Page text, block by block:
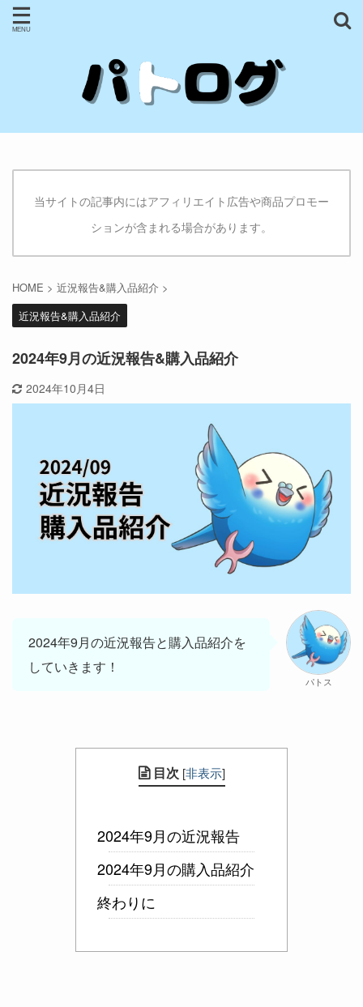
当サイトの記事内にはアフィリエイト広告や商品プロモー
ションが含まれる場合があります。
HOME > 近況報告&購入品紹介 >
近況報告&購入品紹介
2024年9月の近況報告&購入品紹介
2024年10月4日
2024年9月の近況報告と購入品紹介を
していきます！
パトス
目次 [非表示]
2024年9月の近況報告
2024年9月の購入品紹介
終わりに